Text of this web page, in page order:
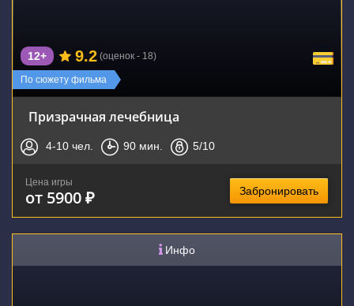
По сюжету фильма
12+ 9.2 (оценок - 18)
Призрачная лечебница
4-10 чел. 90 мин. 5/10
Цена игры
от 5900 ₽ Забронировать
Инфо